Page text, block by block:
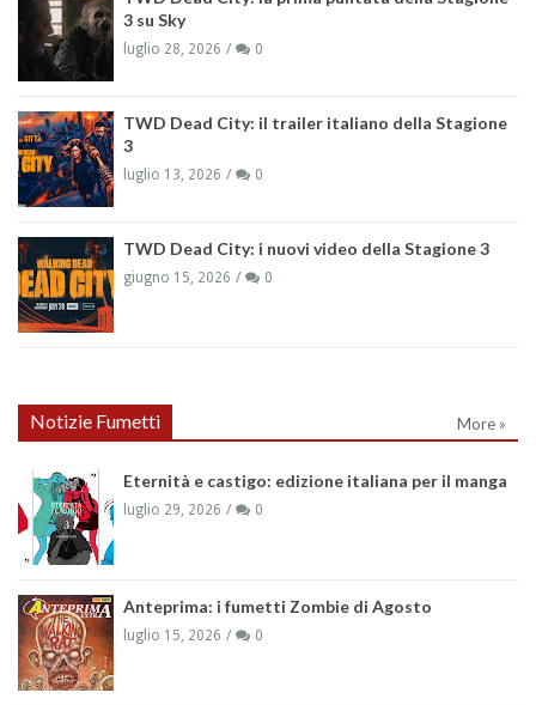
3 su Sky
luglio 28, 2026 0
TWD Dead City: il trailer italiano della Stagione
3
luglio 13, 2026 0
TWD Dead City: i nuovi video della Stagione 3
giugno 15, 2026 0
Notizie Fumetti More »
Eternità e castigo: edizione italiana per il manga
luglio 29, 2026 0
Anteprima: i fumetti Zombie di Agosto
luglio 15, 2026 0